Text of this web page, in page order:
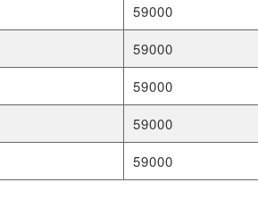
59000
59000
59000
59000
59000